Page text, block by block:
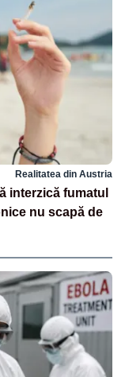
Realitatea din Austria
interzică fumatul
nu scapă de